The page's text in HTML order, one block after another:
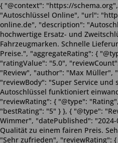
{ "@context": "https://
"Autoschlüssel Online", "url":
online.de", "description":
hochwertige Ersatz- und
Fahrzeugmarken. Schnelle
Preise.", "aggregateRating": {
"ratingValue": "5.0",
"Review", "author": "Max Müller",
"reviewBody": "Super Service und
Autoschlüssel funktioniert
"reviewRating": { "@type":
"bestRating": "5" } }, { "@type":
Wimmer", "datePublished":
Qualität zu einem fairen Preis.
"Sehr zufrieden", "reviewRating":